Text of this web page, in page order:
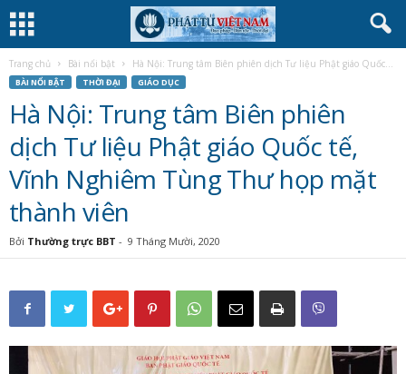
Trang chủ Bài nổi bật Hà Nội: Trung tâm Biên phiên dịch Tư liệu Phật giáo Quốc...
BÀI NỔI BẬT THỜI ĐẠI GIÁO DỤC
Hà Nội: Trung tâm Biên phiên
dịch Tư liệu Phật giáo Quốc tế,
Vĩnh Nghiêm Tùng Thư họp mặt
thành viên
Bởi Thường trực BBT - 9 Tháng Mười, 2020